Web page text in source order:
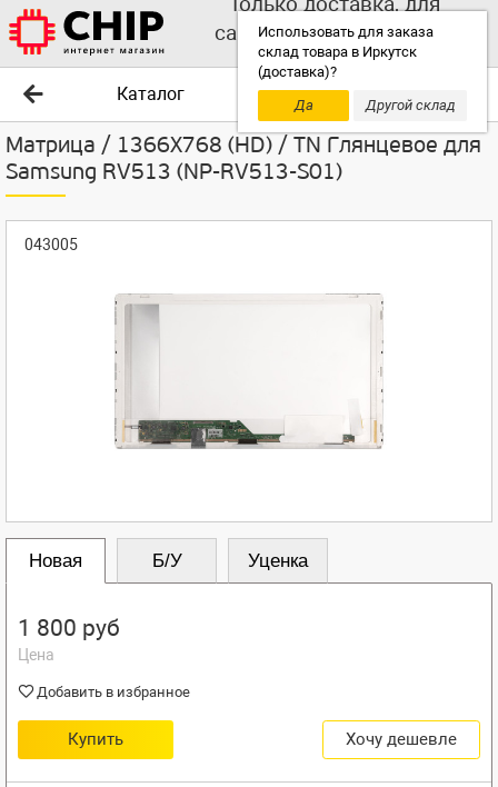
Использовать для заказа
склад товара в Иркутск
(доставка)?
Да
Другой склад
самовывоза выбирайте
другой склад!
Каталог
Матрица / 1366X768 (HD) / TN Глянцевое для
Samsung RV513 (NP-RV513-S01)
043005
Новая Б/У Уценка
1 800 руб
Цена
Добавить в избранное
Купить Хочу дешевле